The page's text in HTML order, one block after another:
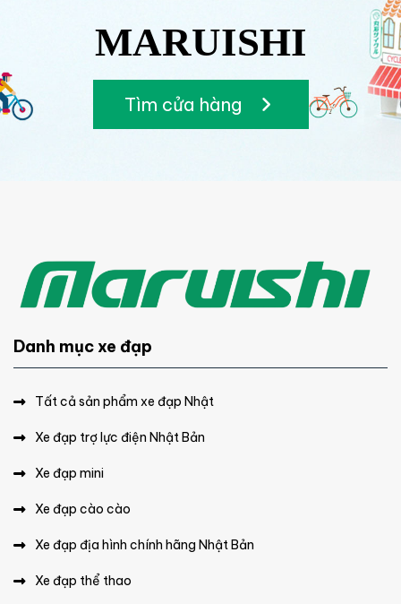
MARUISHI
Tìm cửa hàng
Danh mục xe đạp
Tất cả sản phẩm xe đạp Nhật
Xe đạp trợ lực điện Nhật Bản
Xe đạp mini
Xe đạp cào cào
Xe đạp địa hình chính hãng Nhật Bản
Xe đạp thể thao